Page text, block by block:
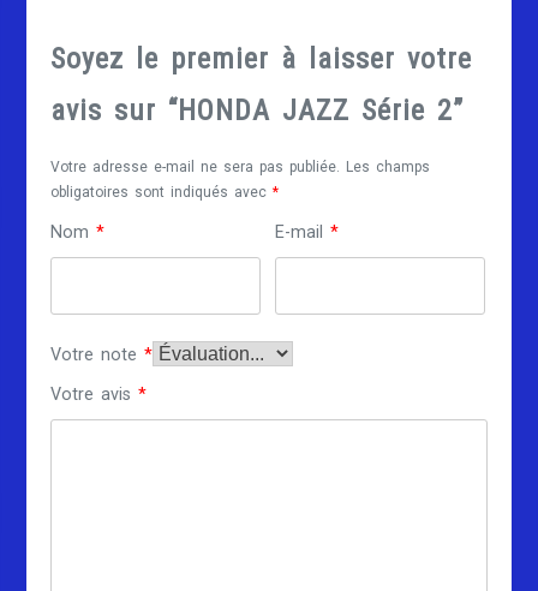
Soyez le premier à laisser votre
avis sur “HONDA JAZZ Série 2”
Votre adresse e-mail ne sera pas publiée.
Les champs
obligatoires sont indiqués avec*
Nom* E-mail*
Votre note*
Votre avis*